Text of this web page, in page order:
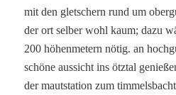
mit den gletschern rund um
der ort selber wohl kaum; dazu
200 höhenmetern nötig. an
schöne aussicht ins ötztal
der mautstation zum